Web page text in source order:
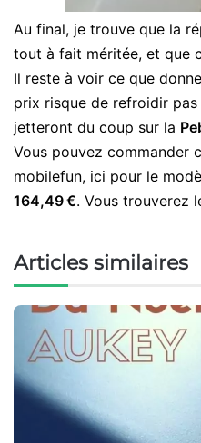
Au final, je trouve que la
tout à fait méritée, et que
Il reste à voir ce que
prix risque de refroidir
jetteront du coup sur la
Vous pouvez commander
mobilefun, ici pour le
164,49 €. Vous trouverez
Articles similaires